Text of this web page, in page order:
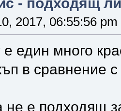
2017, 06:55:56 pm
е един много
в сравнение
е подходящ